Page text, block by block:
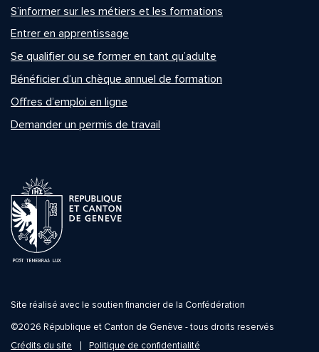
S’informer sur les métiers et les formations
Entrer en apprentissage
Se qualifier ou se former en tant qu’adulte
Bénéficier d’un chèque annuel de formation
Offres d’emploi en ligne
Demander un permis de travail
Site réalisé avec le soutien financier de la Confédération
©2026 République et Canton de Genève - tous droits reservés
Crédits du site
Politique de confidentialité